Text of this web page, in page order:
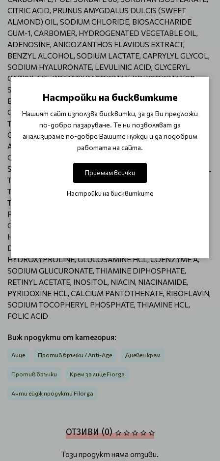
CITRIC ACID, PRUNUS AMYGDALUS DULCIS (SWEET
ALMOND) OIL, SODIUM CHLORIDE, BIOSACCHARIDE
GUM-1, CARBOMER, HYDROGENATED VEGETABLE OIL,
ADENOSINE, ANIGOZANTHOS FLAVIDUS EXTRACT,
BENZYL ALCOHOL, SODIUM LACTATE, CAPRYLYL GLYCOL,
SODIUM HYALURONATE, LEVULINIC ACID, GLYCERYL
CAPRYLATE, POTASSIUM SORBATE, POLYSORBATE 20,
SODIUM CITRATE, DIPEPTIDE DIAMINOBUTYROYL
BENZYLAMIDE DIACETATE, SODIUM HYDROXIDE,
CRITHMUM MARITIMUM EXTRACT, GLUCOSE,
TOCOPHEROL, P-ANISIC ACID, POTASSIUM CHLORIDE,
CALCIUM CHLORIDE, ACRYLATES/C10-30 ALKYL
ACRYLATE CROSSPOLYMER, MAGNESIUM SULFATE,
GLUTAMINE, SODIUM PHOSPHATE, ASCORBIC ACID,
SODIUM ACETATE, LYSINE HCL, ARGININE HCL, PALMITOYL
TRIPEPTIDE-1, ALANINE, HISTIDINE HCL, VALINE, LEUCINE,
THREONINE, ISOLEUCINE, PALMITOYL TETRAPEPTIDE-7,
TRYPTOPHAN, PHENYLALANINE, TYROSINE, GLYCINE,
POLYSORBATE 80, SERINE, CYSTINE, CYANOCOBALAMIN,
GLUTATHIONE, ASPARAGINE, ASPARTIC ACID, ORNITHINE
HCL, GLUTAMIC ACID, NICOTINAMIDE ADENINE
DINUCLEOTIDE, BIOTIN, PROLINE, METHIONINE, TAURINE,
HYDROXYPROLINE, GLUCOSAMINE HCL, COENZYME A,
SODIUM GLUCURONATE, THIAMINE DIPHOSPHATE,
RETINYL ACETATE, INOSITOL, NIACIN, NIACINAMIDE,
PYRIDOXINE HCL, CALCIUM PANTOTHENATE, RIBOFLAVIN,
SODIUM TOCOPHERYL PHOSPHATE, THIAMINE HCL,
FOLIC ACID
Виж продукти от категория:
Лице Против бръчки / Anti-Age Дневен крем
Против бръчки Крем за лице Fiorga
Анти ейдж продукти Filorga
ОТЗИВИ (0)
Този продукт няма отзиви.
Настройки на бисквитките
Нашият сайт използва бисквитки, за да Ви предложи
по-добро пазаруване. Те ни позволяват да
анализираме по-добре Вашите нужди и да подобрим
работата на сайта.
Приемам всички
Настройки на бисквитките